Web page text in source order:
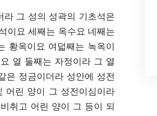
그 성의 성곽의 기초석은
이요 세째는 옥수요 네째는
황옥이요 여덟째는 녹옥이
열 둘째는 자정이라 그 열
은 정금이더라 성안에 성전
어린 양이 그 성전이심이라
취고 어린 양이 그 등이 되